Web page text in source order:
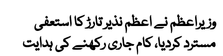
وزیراعظم نے اعظم نذیر تارڑ کا استعفی
مسترد کردیا، کام جاری رکھنے کی ہدایت